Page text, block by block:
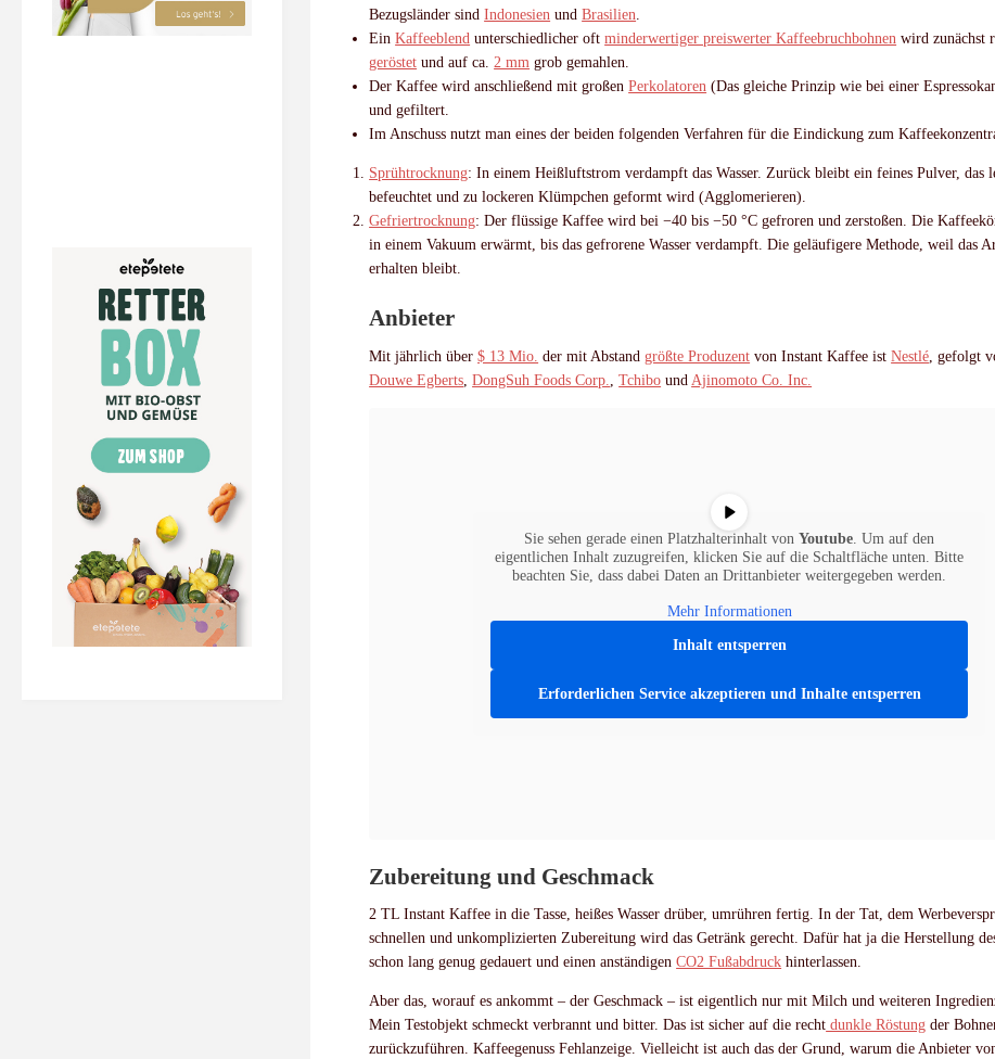
Bezugsländer sindIndonesien undBrasilien
EinKaffeeblend unterschiedlicher oftminderwertiger preiswerter Kaffeebruchbohnen wird zunächst
geröstet und auf ca. 2 mm grob gemahlen.
Der Kaffee wird anschließend mit großenPerkolatoren (Das gleiche Prinzip wie bei einer
und gefiltert.
Im Anschuss nutzt man eines der beiden folgenden Verfahren für die Eindickung zum
Sprühtrocknung: In einem Heißluftstrom verdampft das Wasser. Zurück bleibt ein feines Pulver, das
befeuchtet und zu lockeren Klümpchen geformt wird (Agglomerieren).
Gefriertrocknung: Der flüssige Kaffee wird bei −40 bis −50 °C gefroren und zerstoßen. Die
in einem Vakuum erwärmt, bis das gefrorene Wasser verdampft. Die geläufigere Methode, weil das
erhalten bleibt.
Anbieter
Mit jährlich über$ 13 Mio. der mit Abstandgrößte Produzent von Instant Kaffee istNestlé , gefolgt
Douwe Egberts ,DongSuh Foods Corp. ,Tchibo und Ajinomoto Co. Inc.
Sie sehen gerade einen Platzhalterinhalt von Youtube . Um auf den
eigentlichen Inhalt zuzugreifen, klicken Sie auf die Schaltfläche unten. Bitte
beachten Sie, dass dabei Daten an Drittanbieter weitergegeben werden.
Mehr Informationen
Inhalt entsperren
Erforderlichen Service akzeptieren und Inhalte entsperren
Zubereitung und Geschmack
2 TL Instant Kaffee in die Tasse, heißes Wasser drüber, umrühren fertig. In der Tat, dem
schnellen und unkomplizierten Zubereitung wird das Getränk gerecht. Dafür hat ja die Herstellung
schon lang genug gedauert und einen anständigenCO2 Fußabdruck hinterlassen.
Aber das, worauf es ankommt – der Geschmack – ist eigentlich nur mit Milch und weiteren
Mein Testobjekt schmeckt verbrannt und bitter. Das ist sicher auf die recht dunkle Röstung der
zurückzuführen. Kaffeegenuss Fehlanzeige. Vielleicht ist auch das der Grund, warum die Anbieter